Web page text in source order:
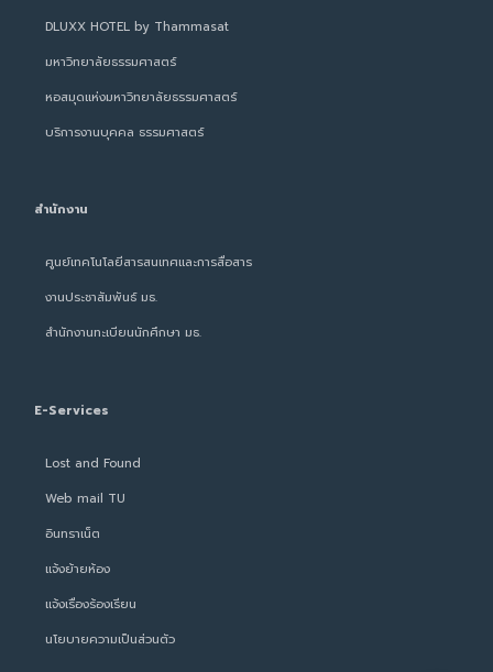
DLUXX HOTEL by Thammasat
มหาวิทยาลัยธรรมศาสตร์
หอสมุดแห่งมหาวิทยาลัยธรรมศาสตร์
บริการงานบุคคล ธรรมศาสตร์
สำนักงาน
ศูนย์เทคโนโลยีสารสนเทศและการสื่อสาร
งานประชาสัมพันธ์ มธ.
สำนักงานทะเบียนนักศึกษา มธ.
E-Services
Lost and Found
Web mail TU
อินทราเน็ต
แจ้งย้ายห้อง
แจ้งเรื่องร้องเรียน
นโยบายความเป็นส่วนตัว